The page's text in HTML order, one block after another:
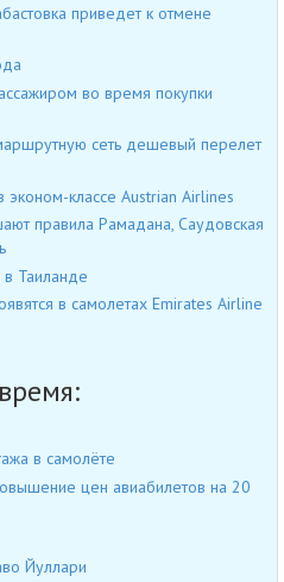
приведет к отмене
во время покупки
сеть дешевый перелет
эконом-классе Austrian Airlines
правила Рамадана, Саудовская
Таиланде
в самолетах Emirates Airline
в самолёте
цен авиабилетов на 20
Йуллари